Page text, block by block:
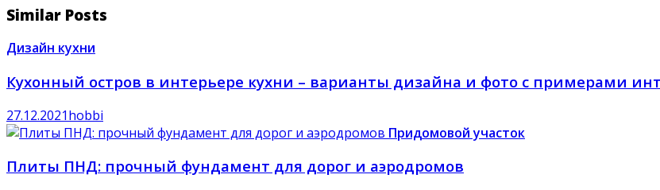
Similar Posts
Дизайн кухни
Кухонный остров в интерьере кухни – варианты дизайна и фото с примерами
27.12.2021hobbi
Придомовой участок
Плиты ПНД: прочный фундамент для дорог и аэродромов